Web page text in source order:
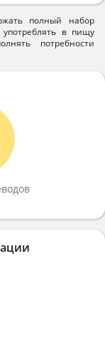
полный набор
в пищу
потребности